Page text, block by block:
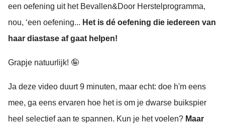
een oefening uit het Bevallen&Door Herstelprogramma,
nou, ‘een oefening... Het is dé oefening die iedereen van
haar diastase af gaat helpen!
Grapje natuurlijk! 🤪
Ja deze video duurt 9 minuten, maar echt: doe h'm eens
mee, ga eens ervaren hoe het is om je dwarse buikspier
heel selectief aan te spannen. Kun je het voelen? Maar